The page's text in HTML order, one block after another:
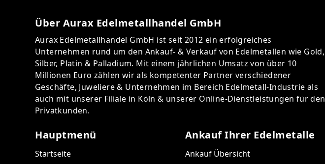
Über Aurax Edelmetallhandel GmbH
Aurax Edelmetallhandel GmbH ist seit 2012 ein erfolgreiches
Unternehmen rund um den Ankauf- & Verkauf von Edelmetallen wie Gold,
Silber, Platin & Palladium. Mit einem jährlichen Umsatz von über 10
Millionen Euro zählen wir als kompetenter Partner verschiedener
Geschäfte, Juweliere & Unternehmen im Bereich Edelmetall-Industrie als
auch mit unserer Filiale in Köln & unserer Online-Dienstleistungen für den
Privatkunden.
Hauptmenü
Startseite
Ankauf Ihrer Edelmetalle
Ankauf Übersicht